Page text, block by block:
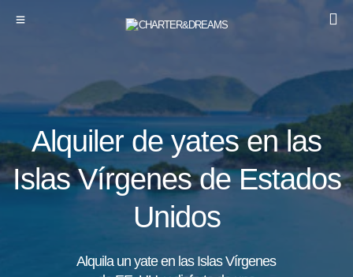
Alquiler de yates en las
Islas Vírgenes de Estados
Unidos
Alquila un yate en las Islas Vírgenes